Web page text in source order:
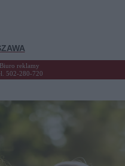
Biuro reklamy
502-280-720